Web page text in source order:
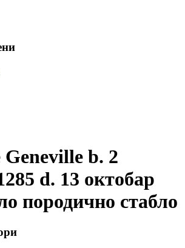
Geneville b. 2
d. 13 октобар
породично стабло